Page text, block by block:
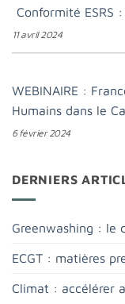
Conformité ESRS
11 avril 2024
WEBINAIRE :
Humains dans le
6 février 2024
DERNIERS
Greenwashing : le
ECGT : matières
Climat : accélérer